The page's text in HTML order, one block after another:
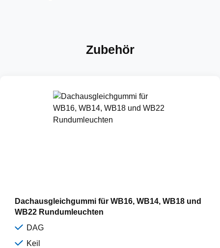
Zubehör
Dachausgleichgummi für WB16, WB14, WB18 und
WB22 Rundumleuchten
DAG
Keil